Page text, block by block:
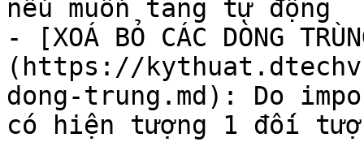
nếu muốn tăng tự động
- [XOÁ BỎ CÁC DÒNG
(https://
dong-trung.md): Do
có hiện tượng 1 đối